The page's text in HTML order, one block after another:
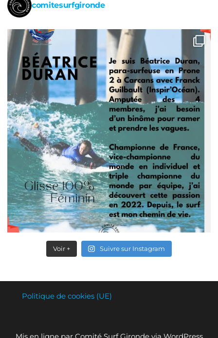
comitesurfgironde
Voir + Suivre sur Instagram
Politique de cookies (UE)